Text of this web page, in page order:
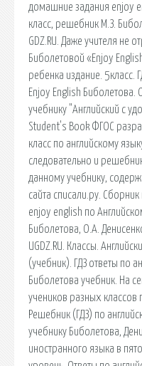
домашние задания enjoy
класс, решебник М.З.
GDZ.RU. Даже учителя не
Биболетовой «Enjoy
ребенка издание. 5класс.
Enjoy English
учебнику "Английский с
Student's Book ФГОС
класс по английскому
следовательно и
данному учебнику,
сайта списали.ру.
enjoy english по
Биболетова, О.А.
UGDZ.RU. Классы.
(учебник). ГДЗ ответы по
Биболетова учебник. На
учеников разных классов
Решебник (ГДЗ) по
учебнику Биболетова,
иностранного языка в